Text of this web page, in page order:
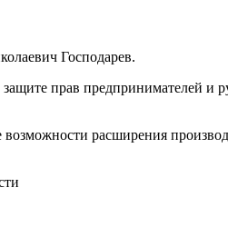
Господарев.
прав предпринимателей и
расширения